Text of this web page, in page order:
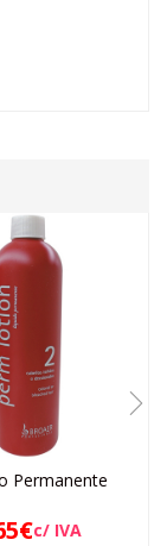
Permanente
€c/ IVA